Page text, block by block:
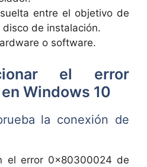
entre el objetivo de
de instalación.
o software.
el error
Windows 10
la conexión de
el error 0x80300024 de